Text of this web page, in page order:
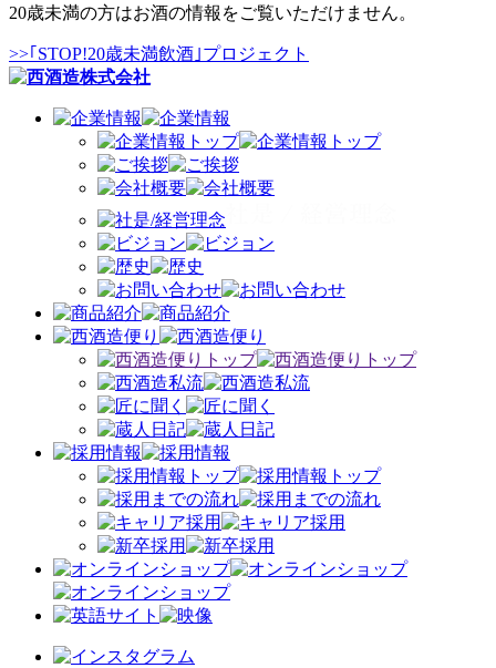
20歳未満の方はお酒の情報をご覧いただけません。
>>｢STOP!20歳未満飲酒｣プロジェクト